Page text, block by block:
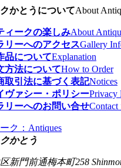
かとうについてAbout
ィークの楽しみAbout
リーへのアクセスGallery
品についてExplanation
方法についてHow to Order
取引法に基づく表記Notices
ヴァシー・ポリシーPrivacy
リーへのお問い合せ
かとう
新門前通梅本町258